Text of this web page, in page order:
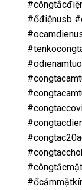
#ổđiệnusb